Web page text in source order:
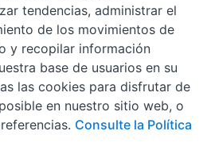
tendencias, administrar el
de los movimientos de
y recopilar información
base de usuarios en su
las cookies para disfrutar de
en nuestro sitio web, o
Consulte la Política